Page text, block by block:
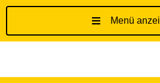
Menü